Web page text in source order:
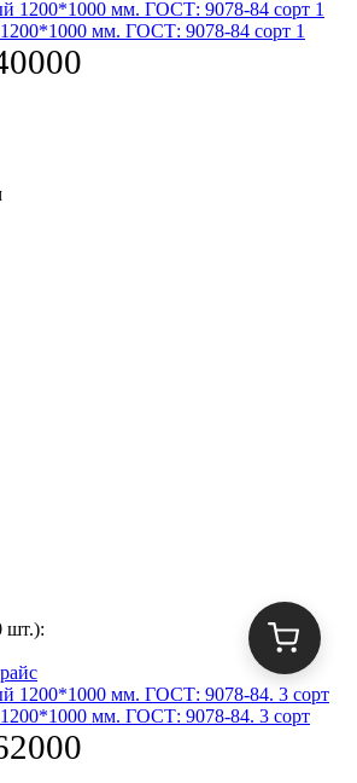
мм. ГОСТ: 9078-84 сорт 1
шт.):
мм. ГОСТ: 9078-84. 3 сорт